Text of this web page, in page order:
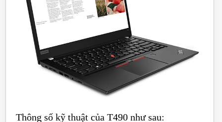
Thông số kỹ thuật của T490 như sau: